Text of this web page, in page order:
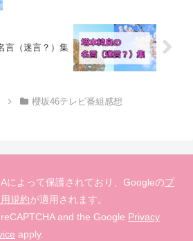
言（迷言？）集
櫻坂46テレビ番組感想
によって保護されており、Googleのプ
規約が適用されます。
and the Google Privacy
apply.